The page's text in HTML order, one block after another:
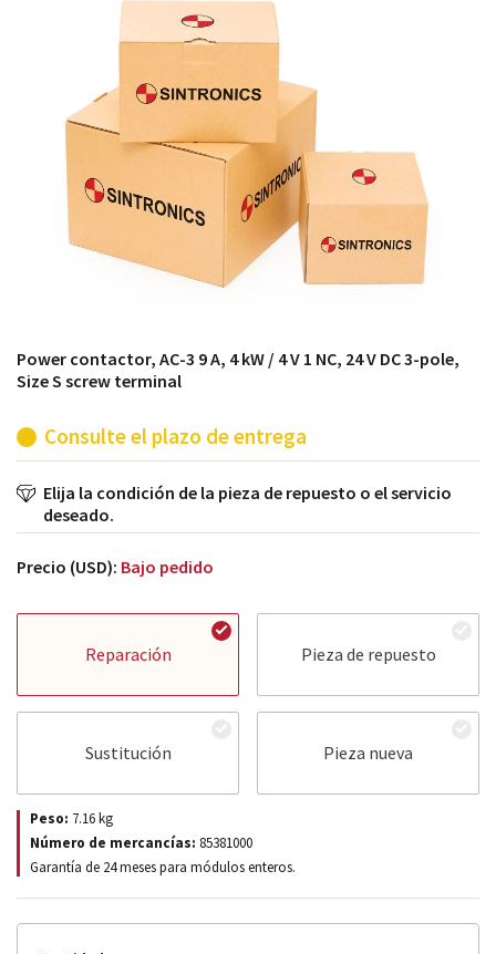
módulos antiguos a un alto nivel técnico o sustitución
de módulos descontinuados por módulos del propio
Power contactor, AC-3 9 A, 4 kW / 4 V 1 NC, 24 V DC 3-pole,
Size S screw terminal
Consulte el plazo de entrega
Elija la condición de la pieza de repuesto o el servicio
deseado.
Precio (USD): Bajo pedido
Reparación Pieza de repuesto
Sustitución Pieza nueva
Peso: 7.16kg
Número de mercancías: 85381000
Garantía de 24 meses para módulos enteros.